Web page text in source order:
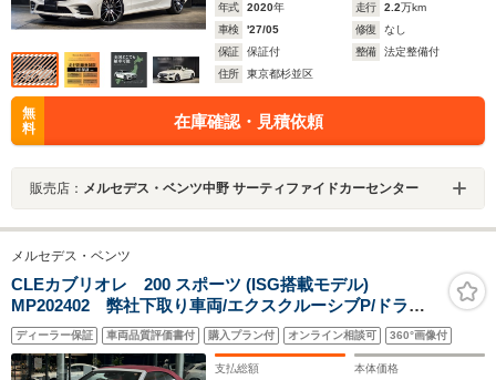
年式 2020年 走行 2.2万km
車検
'27/05 修復
なし
保証
保証付 整備
法定整備付
住所
東京都杉並区
無
料
在庫確認・見積依頼
販売店： メルセデス・ベンツ中野 サーティファイドカーセンター
メルセデス・ベンツ
CLEカブリオレ 200 スポーツ (ISG搭載モデル)
MP202402 弊社下取り車両/エクスクルーシブP/ドライ
バーズP/赤帆/ブルメスター/エアスカーフ/シートヒータ
ー/本革(赤)/オートハイビーム/アンビエントライト(64色)/
ヘッドアップディスプレイ/クルーズコントロール/禁煙車
ディーラー保証 車両品質評価書付 購入プラン付 オンライン相談可 360°画像付
支払総額 本体価格